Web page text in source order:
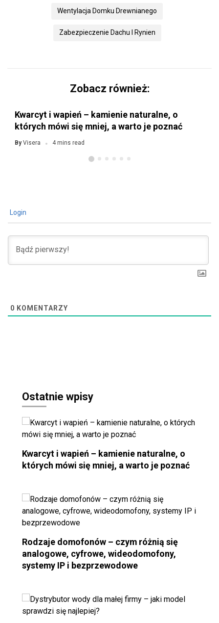
Wentylacja Domku Drewnianego
Zabezpieczenie Dachu I Rynien
Zobacz również:
Kwarcyt i wapień – kamienie naturalne, o
których mówi się mniej, a warto je poznać
By Visera 4 mins read
Login
0 KOMENTARZY
Ostatnie wpisy
Kwarcyt i wapień – kamienie naturalne, o
których mówi się mniej, a warto je poznać
Rodzaje domofonów – czym różnią się
analogowe, cyfrowe, wideodomofony,
systemy IP i bezprzewodowe